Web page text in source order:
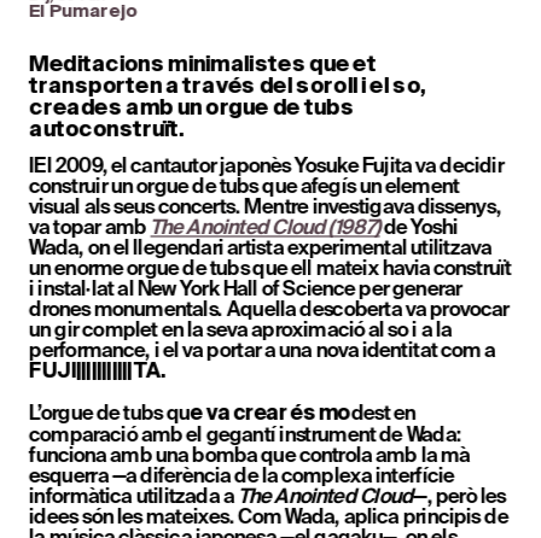
El Pumarejo
Meditacions minimalistes que et
transporten a través del soroll i el so,
creades amb un orgue de tubs
autoconstruït.
IEl 2009, el cantautor japonès Yosuke Fujita va decidir
construir un orgue de tubs que afegís un element
visual als seus concerts. Mentre investigava dissenys,
va topar amb The Anointed Cloud (1987) de Yoshi
Wada, on el llegendari artista experimental utilitzava
un enorme orgue de tubs que ell mateix havia construït
i instal·lat al New York Hall of Science per generar
drones monumentals. Aquella descoberta va provocar
un gir complet en la seva aproximació al so i a la
FUJI|||||||||||TA.
L’orgue de tubs que va crear és modest en
comparació amb el gegantí instrument de Wada:
funciona amb una bomba que controla amb la mà
esquerra —a diferència de la complexa interfície
informàtica utilitzada a The Anointed Cloud—, però les
idees són les mateixes. Com Wada, aplica principis de